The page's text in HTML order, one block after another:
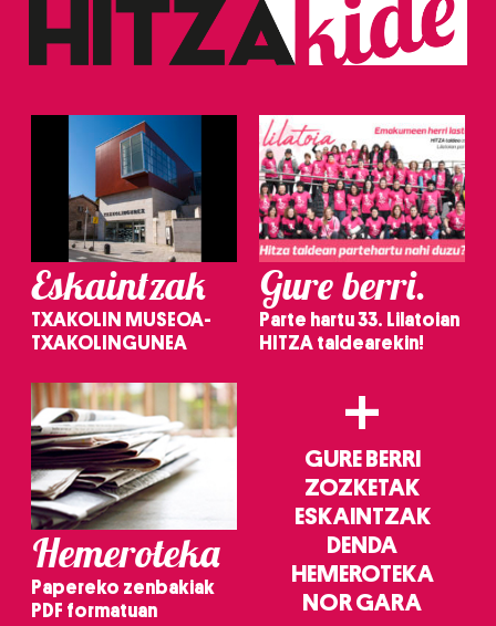
Eskaintzak
TXAKOLIN MUSEOA-
TXAKOLINGUNEA
Gure berri.
Parte hartu 33. Lilatoian
HITZA taldearekin!
Hemeroteka
Papereko zenbakiak
PDF formatuan
+
GURE BERRI
ZOZKETAK
ESKAINTZAK
DENDA
HEMEROTEKA
NOR GARA